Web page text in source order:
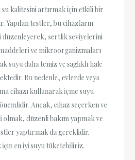
su kalitesini artırmak için etkili bir
Yapılan testler, bu cihazların
düzenleyerek, sertlik seviyelerini
ve mikroorganizmaları
suyu daha temiz ve sağlıklı hale
Bu nedenle, evlerde veya
cihazı kullanarak içme suyu
Ancak, cihaz seçerken ve
düzenli bakım yapmak ve
yaptırmak da gereklidir.
için en iyi suyu tüketebiliriz.